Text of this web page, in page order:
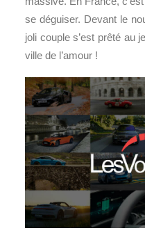
se déguiser. Devant le
joli couple s’est prêté au
ville de l’amour !